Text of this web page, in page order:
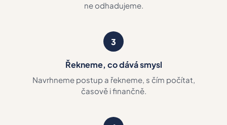
ne odhadujeme.
3
Řekneme, co dává smysl
Navrhneme postup a řekneme, s čím počítat,
časově i finančně.